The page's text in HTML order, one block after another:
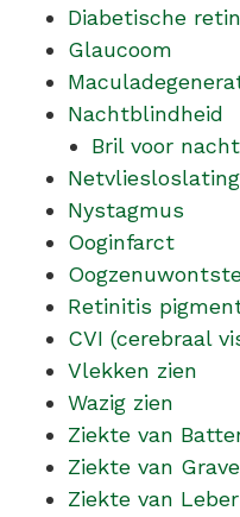
Diabetische
Glaucoom
Nachtblindheid
Bril voor
Netvliesloslating
Nystagmus
Ooginfarct
Retinitis
CVI (cerebraal
Vlekken zien
Wazig zien
Ziekte van
Ziekte van
Ziekte van